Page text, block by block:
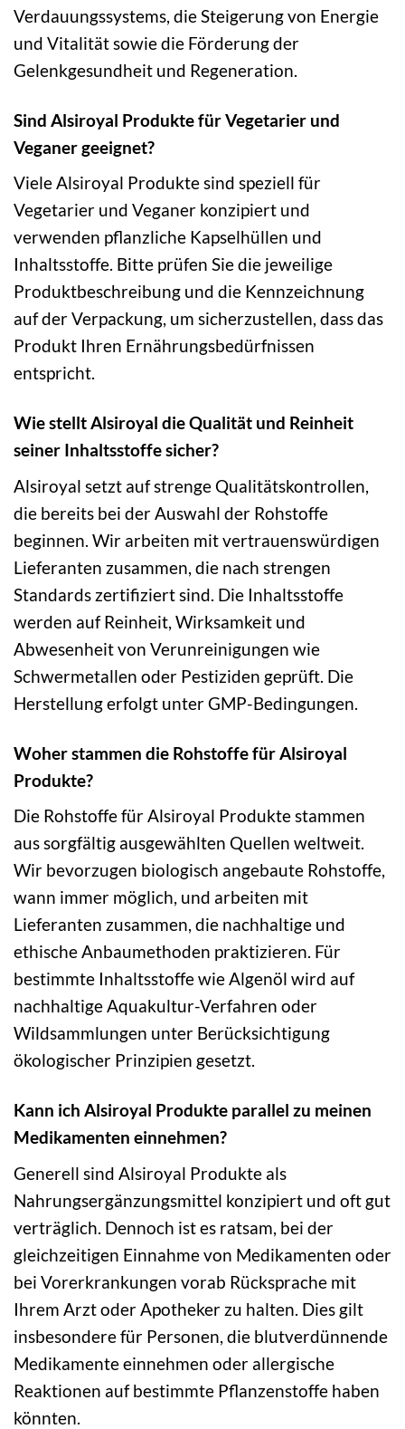
Verdauungssystems, die Steigerung von Energie
und Vitalität sowie die Förderung der
Gelenkgesundheit und Regeneration.
Sind Alsiroyal Produkte für Vegetarier und
Veganer geeignet?
Viele Alsiroyal Produkte sind speziell für
Vegetarier und Veganer konzipiert und
verwenden pflanzliche Kapselhüllen und
Inhaltsstoffe. Bitte prüfen Sie die jeweilige
Produktbeschreibung und die Kennzeichnung
auf der Verpackung, um sicherzustellen, dass das
Produkt Ihren Ernährungsbedürfnissen
entspricht.
Wie stellt Alsiroyal die Qualität und Reinheit
seiner Inhaltsstoffe sicher?
Alsiroyal setzt auf strenge Qualitätskontrollen,
die bereits bei der Auswahl der Rohstoffe
beginnen. Wir arbeiten mit vertrauenswürdigen
Lieferanten zusammen, die nach strengen
Standards zertifiziert sind. Die Inhaltsstoffe
werden auf Reinheit, Wirksamkeit und
Abwesenheit von Verunreinigungen wie
Schwermetallen oder Pestiziden geprüft. Die
Herstellung erfolgt unter GMP-Bedingungen.
Woher stammen die Rohstoffe für Alsiroyal
Produkte?
Die Rohstoffe für Alsiroyal Produkte stammen
aus sorgfältig ausgewählten Quellen weltweit.
Wir bevorzugen biologisch angebaute Rohstoffe,
wann immer möglich, und arbeiten mit
Lieferanten zusammen, die nachhaltige und
ethische Anbaumethoden praktizieren. Für
bestimmte Inhaltsstoffe wie Algenöl wird auf
nachhaltige Aquakultur-Verfahren oder
Wildsammlungen unter Berücksichtigung
ökologischer Prinzipien gesetzt.
Kann ich Alsiroyal Produkte parallel zu meinen
Medikamenten einnehmen?
Generell sind Alsiroyal Produkte als
Nahrungsergänzungsmittel konzipiert und oft gut
verträglich. Dennoch ist es ratsam, bei der
gleichzeitigen Einnahme von Medikamenten oder
bei Vorerkrankungen vorab Rücksprache mit
Ihrem Arzt oder Apotheker zu halten. Dies gilt
insbesondere für Personen, die blutverdünnende
Medikamente einnehmen oder allergische
Reaktionen auf bestimmte Pflanzenstoffe haben
könnten.